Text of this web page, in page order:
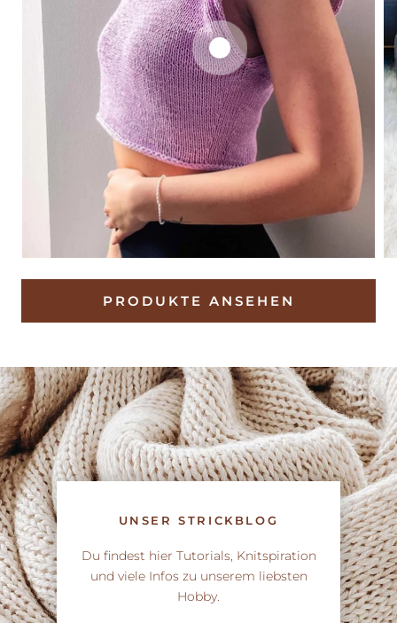
PRODUKTE ANSEHEN
UNSER STRICKBLOG
Du findest hier Tutorials, Knitspiration
und viele Infos zu unserem liebsten
Hobby.